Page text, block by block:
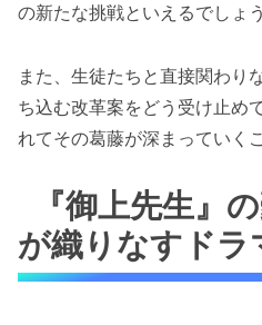
の新たな挑戦といえるでしょう
また、生徒たちと直接関わり
ち込む改革案をどう受け止め
れてその葛藤が深まっていく
『御上先生』
が織りなすドラ